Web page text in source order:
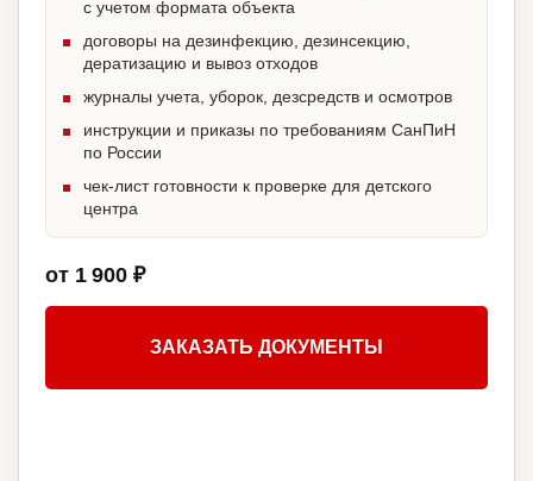
с учетом формата объекта
договоры на дезинфекцию, дезинсекцию,
дератизацию и вывоз отходов
журналы учета, уборок, дезсредств и осмотров
инструкции и приказы по требованиям СанПиН
по России
чек-лист готовности к проверке для детского
центра
от 1 900 ₽
ЗАКАЗАТЬ ДОКУМЕНТЫ